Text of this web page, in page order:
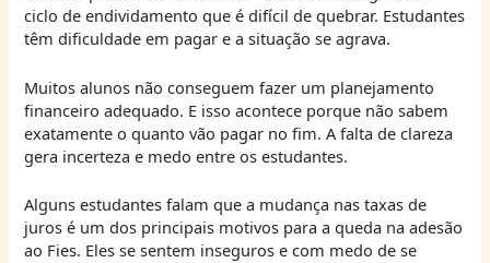
ciclo de endividamento que é difícil de quebrar. Estudantes
têm dificuldade em pagar e a situação se agrava.
Muitos alunos não conseguem fazer um planejamento
financeiro adequado. E isso acontece porque não sabem
exatamente o quanto vão pagar no fim. A falta de clareza
gera incerteza e medo entre os estudantes.
Alguns estudantes falam que a mudança nas taxas de
juros é um dos principais motivos para a queda na adesão
ao Fies. Eles se sentem inseguros e com medo de se